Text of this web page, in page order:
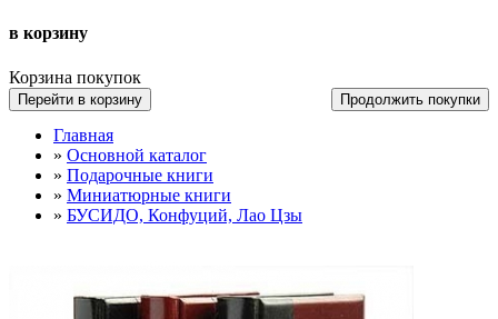
в корзину
Корзина покупок
Перейти в корзину Продолжить покупки
Главная
» Основной каталог
» Подарочные книги
» Миниатюрные книги
» БУСИДО, Конфуций, Лао Цзы